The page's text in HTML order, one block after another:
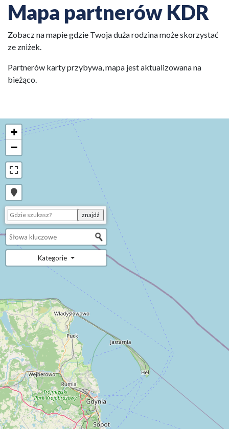
Mapa partnerów KDR
Zobacz na mapie gdzie Twoja duża rodzina może skorzystać
ze zniżek.
Partnerów karty przybywa, mapa jest aktualizowana na
bieżąco.
Kategorie
+
−